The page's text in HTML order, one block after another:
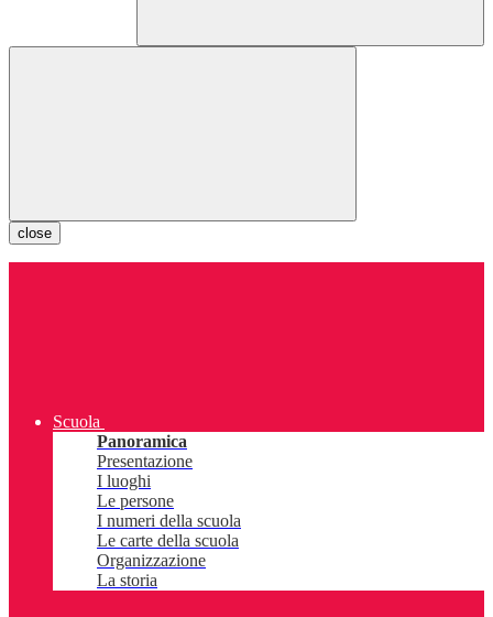
close
Scuola
Panoramica
Presentazione
I luoghi
Le persone
I numeri della scuola
Le carte della scuola
Organizzazione
La storia